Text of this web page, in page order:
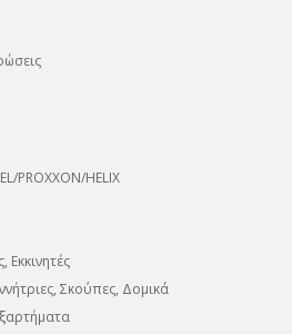
PROXXON/HELIX
Σκούπες, Δομικά